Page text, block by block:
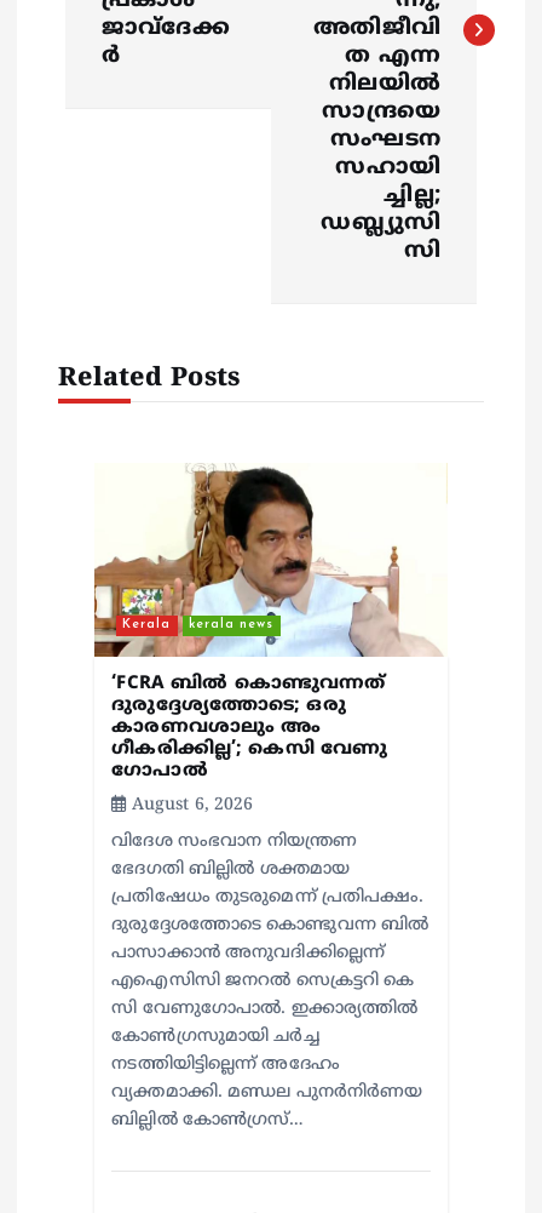
t
ജാവ്ദേക്ക
ർ
അതിജീവി
ത എന്ന
നിലയിൽ
സാന്ദ്രയെ
സംഘടന
സഹായി
ച്ചില്ല;
ഡബ്ല്യുസി
സി
Related Posts
Kerala kerala news
‘FCRA ബിൽ കൊണ്ടുവന്നത്
ദുരുദ്ദേശ്യത്തോടെ; ഒരു
കാരണവശാലും അം​
ഗീകരിക്കില്ല’; കെസി വേണു​
ഗോപാൽ
August 6, 2026
വിദേശ സംഭവാന നിയന്ത്രണ
ഭേദഗതി ബില്ലിൽ ശക്തമായ
പ്രതിഷേധം തുടരുമെന്ന് പ്രതിപക്ഷം.
ദുരുദ്ദേശത്തോടെ കൊണ്ടുവന്ന ബിൽ
പാസാക്കാൻ അനുവദിക്കില്ലെന്ന്
എഐസിസി ജനറൽ സെക്രട്ടറി കെ
സി വേണുഗോപാൽ. ഇക്കാര്യത്തിൽ
കോൺഗ്രസുമായി ചർച്ച
നടത്തിയിട്ടില്ലെന്ന് അദേഹം
വ്യക്തമാക്കി. മണ്ഡല പുനർനിർണയ
ബില്ലിൽ കോൺഗ്രസ്…